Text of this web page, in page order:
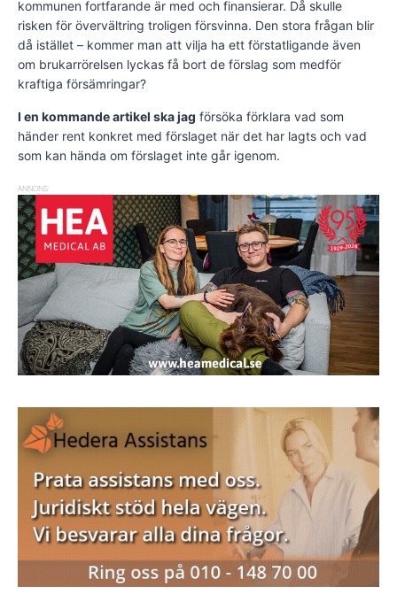
kommunen fortfarande är med och finansierar. Då skulle
risken för övervältring troligen försvinna. Den stora frågan blir
då istället – kommer man att vilja ha ett förstatligande även
om brukarrörelsen lyckas få bort de förslag som medför
kraftiga försämringar?
I en kommande artikel ska jag försöka förklara vad som
händer rent konkret med förslaget när det har lagts och vad
som kan hända om förslaget inte går igenom.
ANNONS